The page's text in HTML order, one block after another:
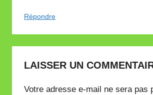
Répondre
LAISSER UN
Votre adresse e-mail ne sera pas